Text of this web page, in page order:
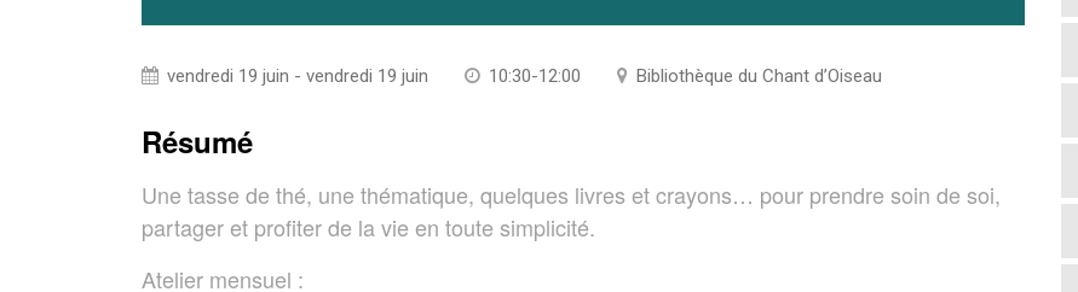
vendredi 19 juin - vendredi 19 juin 10:30-12:00 Bibliothèque du Chant d’Oiseau
Résumé
Une tasse de thé, une thématique, quelques livres et crayons… pour prendre soin de soi,
partager et profiter de la vie en toute simplicité.
Atelier mensuel :